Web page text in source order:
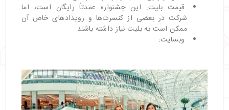
قیمت بلیت: این جشنواره عمدتاً رایگان است، اما
شرکت در بعضی از کنسرت‌ها و رویدادهای خاص آن
ممکن است به بلیت نیاز داشته باشند.
وبسایت: